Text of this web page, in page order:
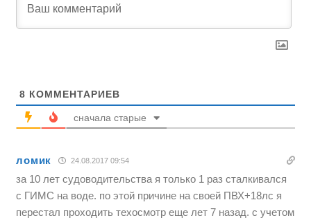
8 КОММЕНТАРИЕВ
сначала старые
ломик 24.08.2017 09:54
за 10 лет судоводительства я только 1 раз сталкивался
с ГИМС на воде. по этой причине на своей ПВХ+18лс я
перестал проходить техосмотр еще лет 7 назад. с учетом